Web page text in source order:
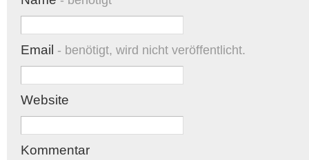
Email - benötigt, wird nicht veröffentlicht.
Website
Kommentar